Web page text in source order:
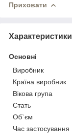
Приховати
Характеристики
Основні
Виробник
Країна виробник
Вікова група
Стать
Об`єм
Час застосування